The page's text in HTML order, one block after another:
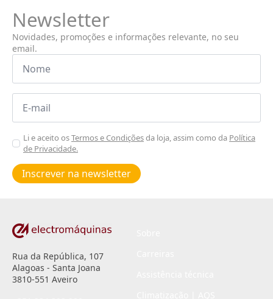
Newsletter
Novidades, promoções e informações relevante, no seu
email.
Nome
Email
Aceitar
Poiticas
de
privacidade
Li e aceito osTermos e Condiçõesda loja, assim como da Política
de Privacidade.
Inscrever na newsletter
Rua da República, 107
Alagoas - Santa Joana
3810-551 Aveiro